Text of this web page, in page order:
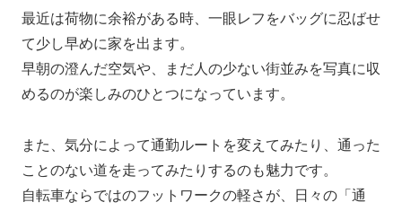
最近は荷物に余裕がある時、一眼レフをバッグに忍ばせ
て少し早めに家を出ます。
早朝の澄んだ空気や、まだ人の少ない街並みを写真に収
めるのが楽しみのひとつになっています。
また、気分によって通勤ルートを変えてみたり、通った
ことのない道を走ってみたりするのも魅力です。
自転車ならではのフットワークの軽さが、日々の「通